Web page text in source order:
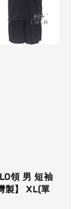
領 男 短袖
製】 XL(單